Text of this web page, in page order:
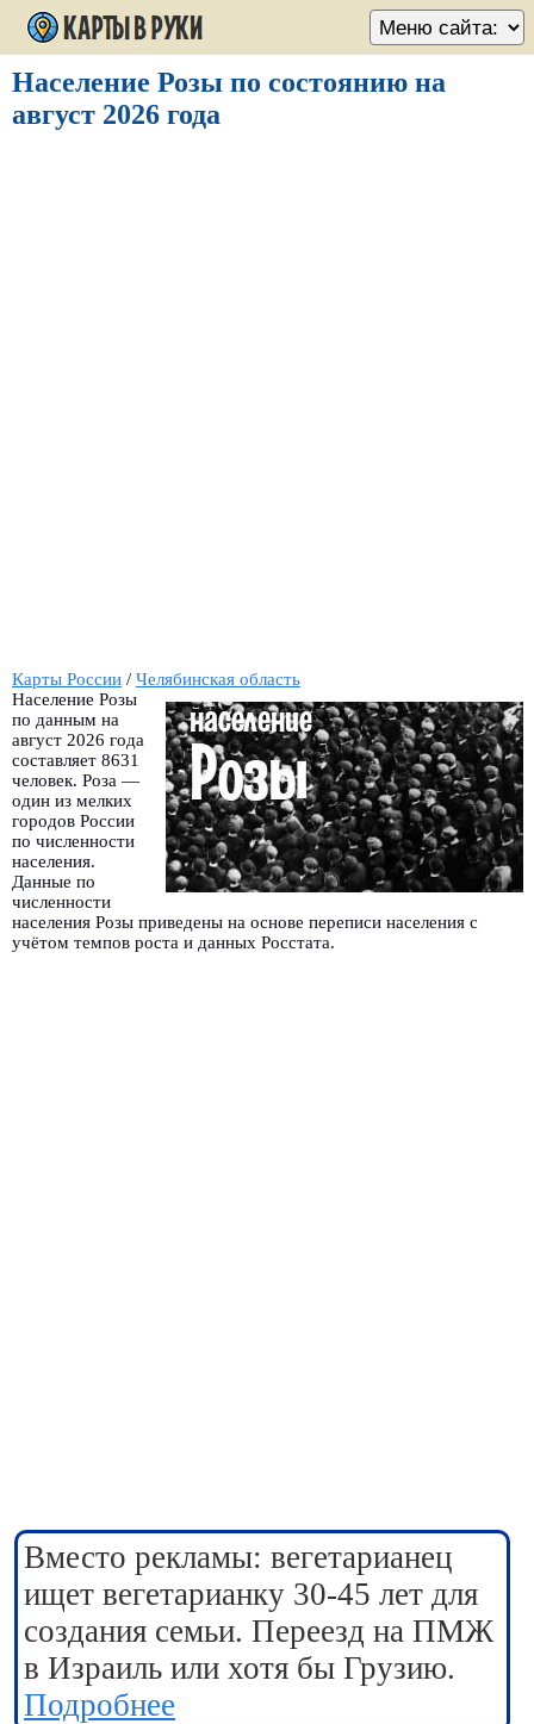
Население Розы по состоянию на
август 2026 года
Карты России / Челябинская область
Население Розы
по данным на
август 2026 года
составляет 8631
человек. Роза —
один из мелких
городов России
по численности
населения.
Данные по
численности
населения Розы приведены на основе переписи населения с
учётом темпов роста и данных Росстата.
Вместо рекламы: вегетарианец
ищет вегетарианку 30-45 лет для
создания семьи. Переезд на ПМЖ
в Израиль или хотя бы Грузию.
Подробнее